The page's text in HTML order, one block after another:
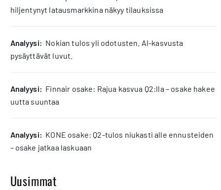
hiljentynyt latausmarkkina näkyy tilauksissa
analyysi: Nokian tulos yli odotusten. AI-kasvusta
pysäyttävät luvut.
analyysi: Finnair osake: Rajua kasvua Q2:lla – osake hakee
uutta suuntaa
analyysi: KONE osake: Q2-tulos niukasti alle ennusteiden
– osake jatkaa laskuaan
Uusimmat